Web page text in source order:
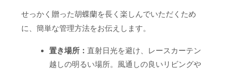
せっかく贈った胡蝶蘭を長く楽しんでいただくため
に、簡単な管理方法をお伝えします。
置き場所： 直射日光を避け、レースカーテン
越しの明るい場所。風通しの良いリビングや